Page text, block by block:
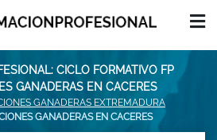
CICLO FORMATIVO FP
GANADERAS EN CACERES
GANADERAS EXTREMADURA
GANADERAS EN CACERES